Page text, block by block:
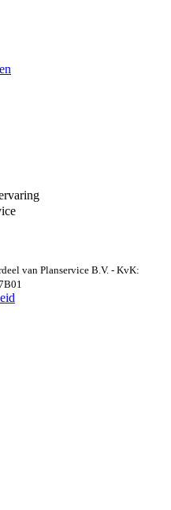
van Planservice B.V. - KvK: